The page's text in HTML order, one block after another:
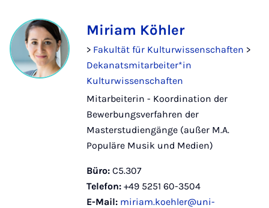
Miriam Köhler
> Fakultät für Kulturwissenschaften >
Dekanatsmitarbeiter*in
Kulturwissenschaften
Mitarbeiterin - Koordination der
Bewerbungsverfahren der
Masterstudiengänge (außer M.A.
Populäre Musik und Medien)
Büro: C5.307
Telefon: +49 5251 60-3504
E-Mail: miriam.koehler@uni-